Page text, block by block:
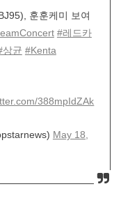
훈훈케미 보여
#레드카
상균 #Kenta
388mpIdZAk
May 18,